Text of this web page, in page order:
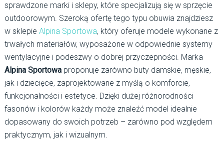
sprawdzone marki i sklepy, które specjalizują się w sprzęcie
outdoorowym. Szeroką ofertę tego typu obuwia znajdziesz
w sklepie Alpina Sportowa, który oferuje modele wykonane z
trwałych materiałów, wyposażone w odpowiednie systemy
wentylacyjne i podeszwy o dobrej przyczepności. Marka
Alpina Sportowaproponuje zarówno buty damskie, męskie,
jak i dziecięce, zaprojektowane z myślą o komforcie,
funkcjonalności i estetyce. Dzięki dużej różnorodności
fasonów i kolorów każdy może znaleźć model idealnie
dopasowany do swoich potrzeb – zarówno pod względem
praktycznym, jak i wizualnym.